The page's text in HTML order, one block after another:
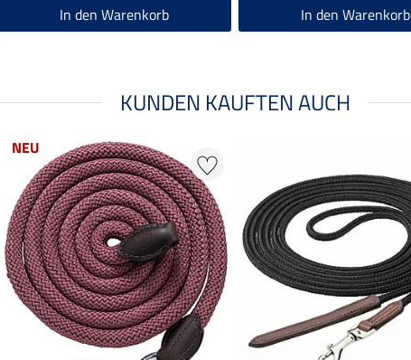
In den Warenkorb In den Warenkorb
KUNDEN KAUFTEN AUCH
NEU